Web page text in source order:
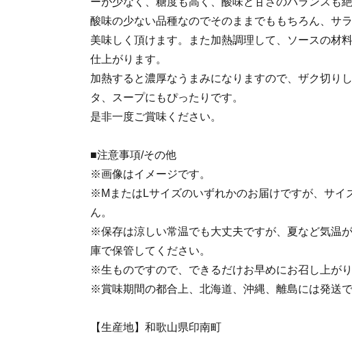
酸味の少ない品種なのでそのままでももちろん、サ
美味しく頂けます。また加熱調理して、ソースの材
仕上がります。
加熱すると濃厚なうまみになりますので、ザク切り
タ、スープにもぴったりです。
是非一度ご賞味ください。
■注意事項/その他
※画像はイメージです。
※MまたはLサイズのいずれかのお届けですが、サイ
ん。
※保存は涼しい常温でも大丈夫ですが、夏など気温
庫で保管してください。
※生ものですので、できるだけお早めにお召し上がり
※賞味期間の都合上、北海道、沖縄、離島には発送で
【生産地】和歌山県印南町